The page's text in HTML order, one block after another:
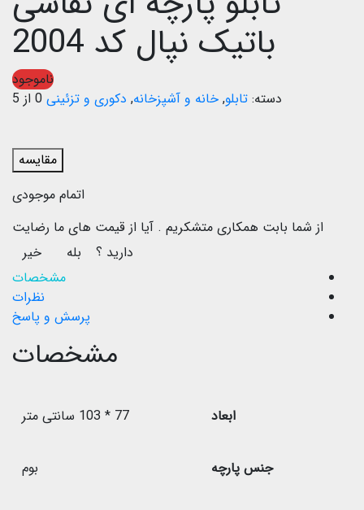
باتیک نپال کد 2004
ناموجود
دسته: تابلو, خانه و آشپزخانه, دکوری و تزئینی 0 از 5
مقایسه
اتمام موجودی
از شما بابت همکاری متشکریم . آیا از قیمت های ما رضایت
دارید ؟
بله
خیر
مشخصات
نظرات
پرسش و پاسخ
مشخصات
ابعاد 77 * 103 سانتی متر
جنس پارچه بوم